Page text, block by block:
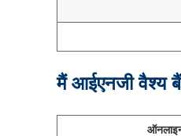
मैं आईएनजी वैश्य